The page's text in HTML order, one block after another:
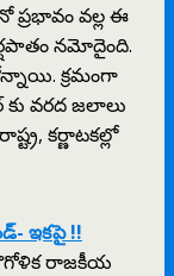
ప్రభావం వల్ల ఈ
నమోదైంది.
క్రమంగా
కు వరద జలాలు
కర్ణాటకల్లో
ఇకపై !!
భౌగోళిక రాజకీయ